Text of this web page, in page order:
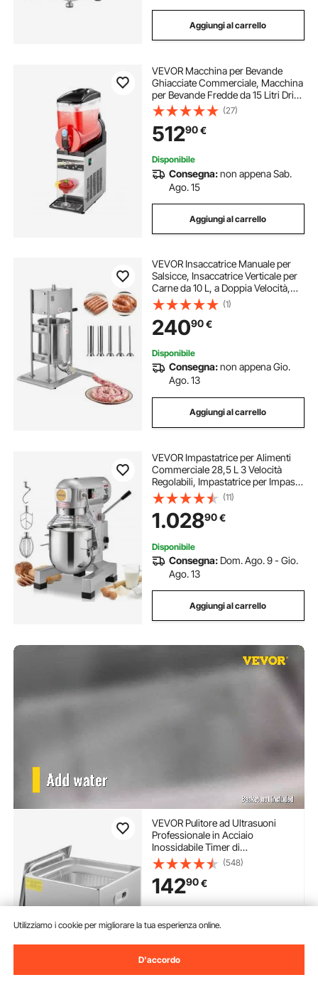
Aggiungi al carrello
VEVOR Macchina per Bevande
Ghiacciate Commerciale, Macchina
per Bevande Fredde da 15 Litri Drink
Frullati Margarita in Acciaio Inox,
Frullatore per Slush per Feste
Ristoranti, Caffetterie, Bar
(27)
51290€
Disponibile
Consegna:non appena Sab.
Ago. 15
Aggiungi al carrello
VEVOR Insaccatrice Manuale per
Salsicce, Insaccatrice Verticale per
Carne da 10 L, a Doppia Velocità,
per Impieghi Gravosi in Acciaio Inox
con 5 Tubi di Insacco, per Uso
Commerciale e Domestico
(1)
24090€
Disponibile
Consegna:non appena Gio.
Ago. 13
Aggiungi al carrello
VEVOR Impastatrice per Alimenti
Commerciale 28,5 L 3 Velocità
Regolabili, Impastatrice per Impasto
da 1100 W con Ciotola in Acciaio
Inox e Accessori per Mescolare,
Ideale per Ristoranti, Panetterie
(11)
1.02890€
Disponibile
Consegna: Dom. Ago. 9 - Gio.
Ago. 13
Aggiungi al carrello
VEVOR Pulitore ad Ultrasuoni
Professionale in Acciaio
Inossidabile Timer di
Riscaldamento Digitale Pulizia di
Gioielli per Uso Domestico
Personale Commerciale 15L
(548)
14290€
Consegna:non appena Ven.
Ago. 14
Aggiungi al carrello
Utilizziamo i cookie per migliorare la tua esperienza online.
D'accordo